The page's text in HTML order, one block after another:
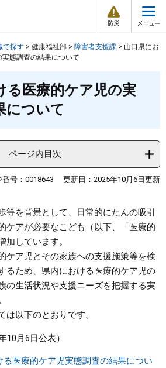
情
報
メ
ュ
探す サイトマップで探す
で探す > 健康福祉部 > 障害者支援課 > 山口県にお
態調査の結果について
る医療的ケア児の実
について
ページ内目次
番号：0018643 更新日：2025年10月6日更新
を背景として、日常的にたんの吸引
ケアが必要なこども（以下、「医療的
加しています。
ケア児とその家族への支援施策等を検
るため、県内における医療的ケア児の
の生活状況や支援ニーズを把握する実
以下のとおりです。
10月6日公表）
る医療的ケア児実態調査の結果につい